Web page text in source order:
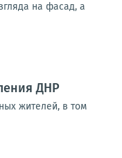
на фасад, а
ДНР
жителей, в том